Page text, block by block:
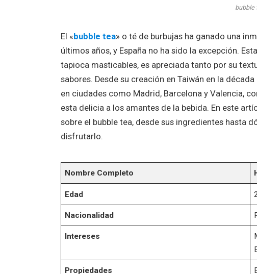
bubble
El «bubble tea» o té de burbujas ha ganado una
últimos años, y España no ha sido la excepción.
tapioca masticables, es apreciada tanto por su
sabores. Desde su creación en Taiwán en la
en ciudades como Madrid, Barcelona y Valencia,
esta delicia a los amantes de la bebida. En este
sobre el bubble tea, desde sus ingredientes hasta
disfrutarlo.
Nombre Completo
Edad
Nacionalidad
Intereses
Propiedades